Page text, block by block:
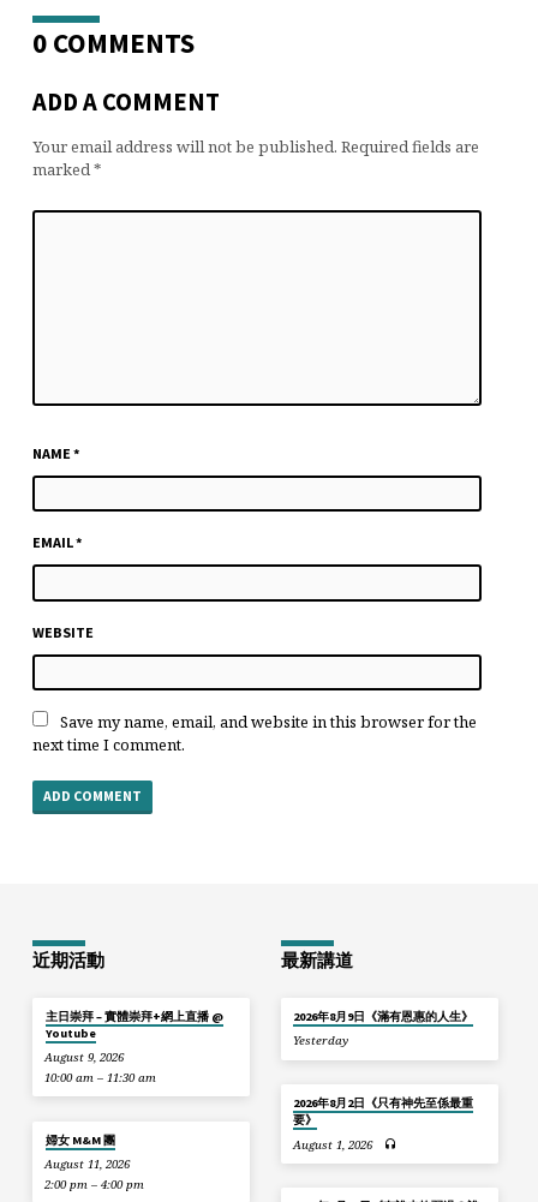
0 COMMENTS
ADD A COMMENT
Your email address will not be published. Required fields are
marked*
NAME *
EMAIL*
WEBSITE
Save my name, email, and website in this browser for the
next time I comment.
近期活動
主日崇拜 – 實體崇拜+網上直播 @
Youtube
August 9, 2026
10:00 am – 11:30 am
婦女 M&M 團
August 11, 2026
2:00 pm – 4:00 pm
最新講道
2026年8月9日《滿有恩惠的人生》
Yesterday
2026年8月2日《只有神先至係最重
要》
August 1, 2026